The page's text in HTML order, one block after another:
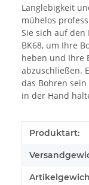
Langlebigkeit
mühelos
Sie sich auf den
BK68, um Ihre
heben und Ihre
abzuschließen.
das Bohren
in der Hand
Wert
Produktart: